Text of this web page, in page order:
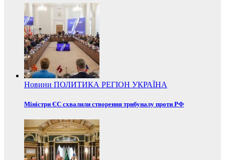
Новини ПОЛИТИКА РЕГІОН УКРАЇНА
Міністри ЄС схвалили створення трибуналу проти РФ